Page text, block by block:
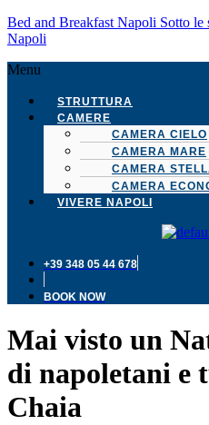
Bed and Breakfast Napoli Sotto
Napoli
Menu
STRUTTURA
CAMERE
CAMERA CIELO
CAMERA MARE
CAMERA
CAMERA
VIVERE NAPOLI
+39 348 05 44 678
BOOK NOW
Mai visto un
di napoletani e
Chaia